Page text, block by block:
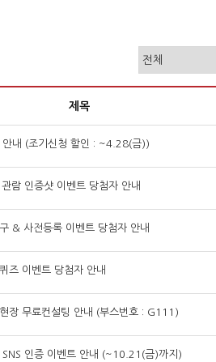
제목
내 (조기신청 할인 : ~4.28(금))
람 인증샷 이벤트 당첨자 안내
& 사전등록 이벤트 당첨자 안내
즈 이벤트 당첨자 안내
장 무료컨설팅 안내 (부스번호 : G111)
인증 이벤트 안내 (~10.21(금)까지)